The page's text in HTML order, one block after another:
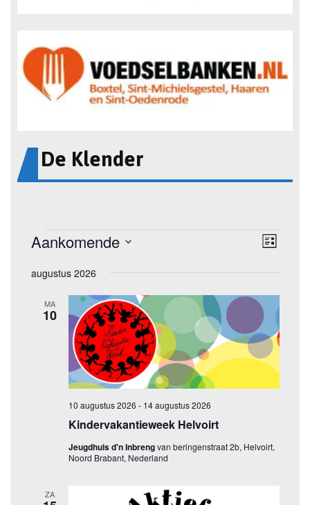
De Klender